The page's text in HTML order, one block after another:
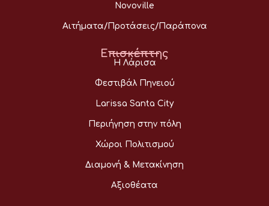
Novoville
Αιτήματα/Προτάσεις/Παράπονα
Επισκέπτης
Η Λάρισα
Φεστιβάλ Πηνειού
Larissa Santa City
Περιήγηση στην πόλη
Χώροι Πολιτισμού
Διαμονή & Μετακίνηση
Αξιοθέατα